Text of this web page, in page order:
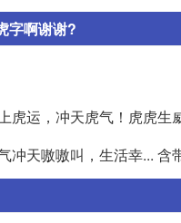
字啊谢谢?
虎运，冲天虎气！虎虎生
冲天嗷嗷叫，生活幸... 含